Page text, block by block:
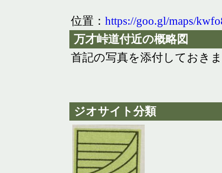
位置： https://goo.gl/maps/
万才峠道付近の概略図
首記の写真を添付しておき
ジオサイト分類